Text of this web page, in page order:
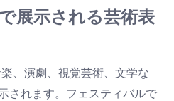
展示される芸術表
、演劇、視覚芸術、文学な
されます。フェスティバルで